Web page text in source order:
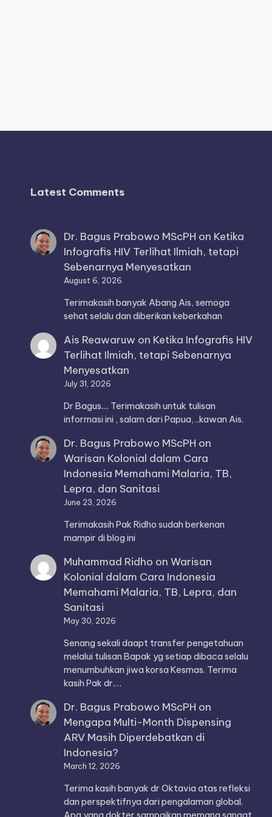
Latest Comments
Dr. Bagus Prabowo MScPH on Ketika
Infografis HIV Terlihat Ilmiah, tetapi
Sebenarnya Menyesatkan
August 6, 2026
Terimakasih banyak Abang Ais, semoga
sehat selalu dan diberikan keberkahan
Ais Reawaruw on Ketika Infografis HIV
Terlihat Ilmiah, tetapi Sebenarnya
Menyesatkan
July 31, 2026
Dr Bagus.... Terimakasih untuk tulisan
informasi ini , salam dari Papua, ..kawan Ais.
Dr. Bagus Prabowo MScPH on
Warisan Kolonial dalam Cara
Indonesia Memahami Malaria, TB,
Lepra, dan Sanitasi
June 23, 2026
Terimakasih Pak Ridho sudah berkenan
mampir di blog ini
Muhammad Ridho onWarisan
Kolonial dalam Cara Indonesia
Memahami Malaria, TB, Lepra, dan
Sanitasi
May 30, 2026
Senang sekali daapt transfer pengetahuan
melalui tulisan Bapak yg setiap dibaca selalu
menumbuhkan jiwa korsa Kesmas. Terima
kasih Pak dr.…
Dr. Bagus Prabowo MScPH on
Mengapa Multi-Month Dispensing
ARV Masih Diperdebatkan di
Indonesia?
March 12, 2026
Terima kasih banyak dr Oktavia atas refleksi
dan perspektifnya dari pengalaman global.